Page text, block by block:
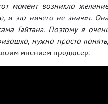
момент возникло желание
и это ничего не значит.
Гайтана. Поэтому я очень
нужно просто понять,
мнением продюсер.